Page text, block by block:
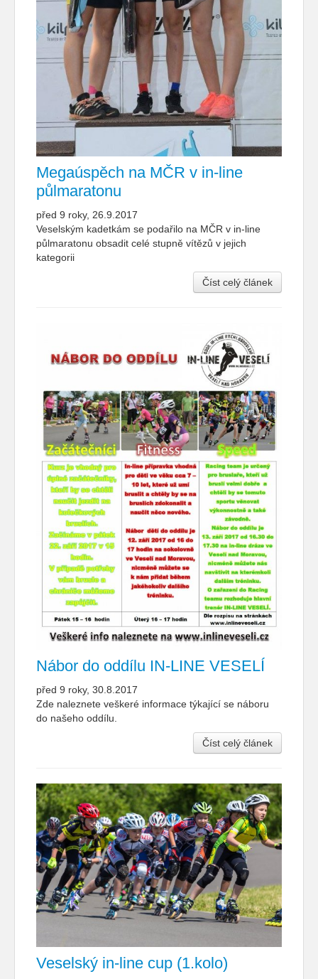
Megaúspěch na MČR v in-line
půlmaratonu
před 9 roky, 26.9.2017
Veselským kadetkám se podařilo na MČR v in-line
půlmaratonu obsadit celé stupně vítězů v jejich
kategorii
Číst celý článek
Nábor do oddílu IN-LINE VESELÍ
před 9 roky, 30.8.2017
Zde naleznete veškeré informace týkající se náboru
do našeho oddílu.
Číst celý článek
Veselský in-line cup (1.kolo)